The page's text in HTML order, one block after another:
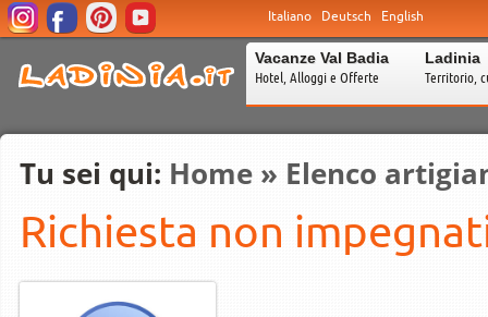
Italiano Deutsch English
Vacanze Val Badia
Hotel, Alloggi e Offerte
Ladinia
Territorio,
Tu sei qui: Home » Elenco
Richiesta non